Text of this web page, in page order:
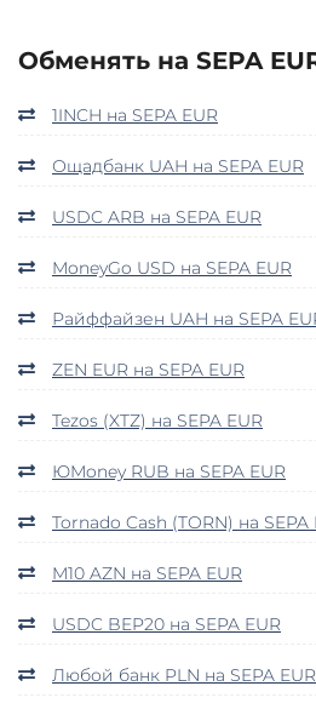
Обменять на SEPA
1INCH на SEPA EUR
Ощадбанк UAH на SEPA EUR
USDC ARB на SEPA EUR
MoneyGo USD на SEPA EUR
Райффайзен UAH на SEPA
ZEN EUR на SEPA EUR
Tezos (XTZ) на SEPA EUR
ЮMoney RUB на SEPA EUR
Tornado Cash (TORN) на SEPA
M10 AZN на SEPA EUR
USDC BEP20 на SEPA EUR
Любой банк PLN на SEPA EUR